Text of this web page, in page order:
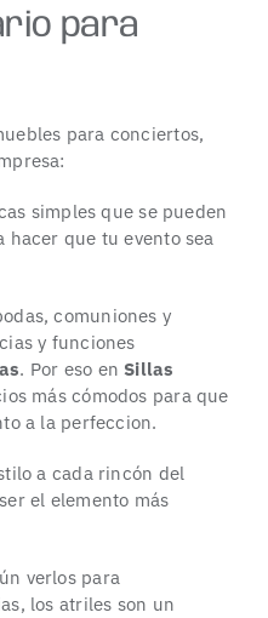
para
para conciertos,
simples que se pueden
que tu evento sea
comuniones y
y funciones
. Por eso enSillas
más cómodos para que
a la perfeccion.
a cada rincón del
el elemento más
verlos para
los atriles son un